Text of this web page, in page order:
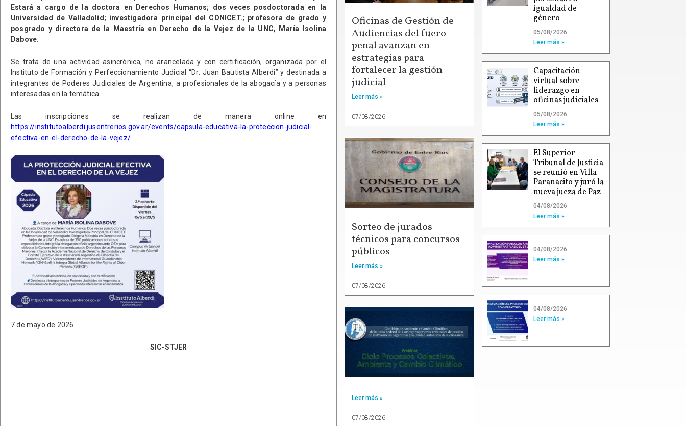
Estará a cargo de la doctora en Derechos Humanos; dos veces posdoctorada en la
Universidad de Valladolid; investigadora principal del CONICET.; profesora de grado y
posgrado y directora de la Maestría en Derecho de la Vejez de la UNC, María Isolina
Dabove.
Se trata de una actividad asincrónica, no arancelada y con certificación, organizada por el
Instituto de Formación y Perfeccionamiento Judicial “Dr. Juan Bautista Alberdi” y destinada a
integrantes de Poderes Judiciales de Argentina, a profesionales de la abogacía y a personas
interesadas en la temática.
Las inscripciones se realizan de manera online en
https://institutoalberdi.jusentrerios.gov.ar/events/capsula-educativa-la-proteccion-judicial-
efectiva-en-el-derecho-de-la-vejez/
7 de mayo de 2026
SIC-STJER
Oficinas de Gestión de
Audiencias del fuero
penal avanzan en
estrategias para
fortalecer la gestión
judicial
Leer más »
07/08/2026
Sorteo de jurados
técnicos para concursos
públicos
Leer más »
07/08/2026
Leer más »
07/08/2026
igualdad de
género
05/08/2026
Leer más »
Capacitación
virtual sobre
liderazgo en
oficinas judiciales
05/08/2026
Leer más »
El Superior
Tribunal de Justicia
se reunió en Villa
Paranacito y juró la
nueva jueza de Paz
04/08/2026
Leer más »
04/08/2026
Leer más »
04/08/2026
Leer más »